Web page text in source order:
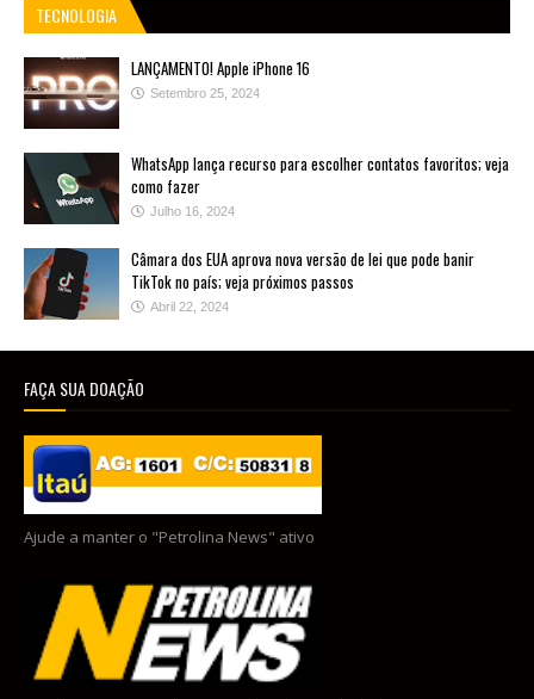
TECNOLOGIA
LANÇAMENTO! Apple iPhone 16
Setembro 25, 2024
WhatsApp lança recurso para escolher contatos favoritos; veja
como fazer
Julho 16, 2024
Câmara dos EUA aprova nova versão de lei que pode banir
TikTok no país; veja próximos passos
Abril 22, 2024
FAÇA SUA DOAÇÃO
Ajude a manter o "Petrolina News" ativo